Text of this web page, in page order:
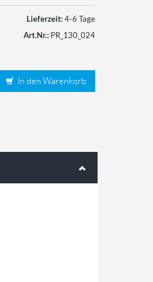
Lieferzeit: 4-6 Tage
Art.Nr.: PR_130_024
In den Warenkorb